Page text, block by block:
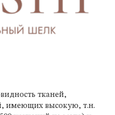
тканей,
имеющих высокую, т.н.